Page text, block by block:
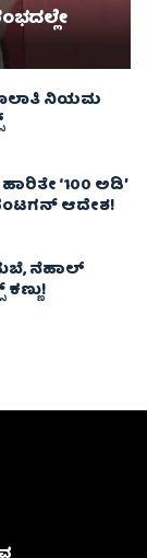
ನಿಯಮ
‘100 ಅಡಿ’
ಆದೇಶ!
ನೆಹಾಲ್